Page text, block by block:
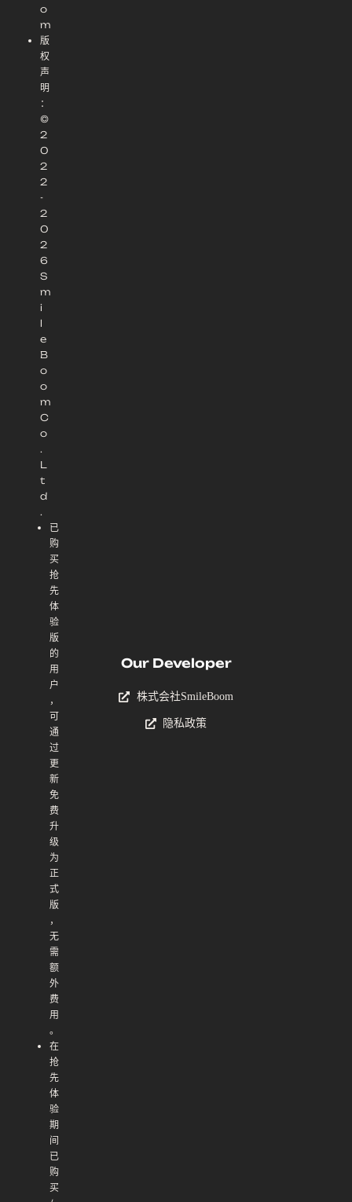
o
m
版
权
声
明
：
©
2
0
2
2
-
2
0
2
6
S
m
i
l
e
B
o
o
m
C
o
.
L
t
d
.
已
购
买
抢
先
体
验
版
的
用
户
，
可
通
过
更
新
免
费
升
级
为
正
式
版
，
无
需
额
外
费
用
。
在
抢
先
体
验
期
间
已
购
买
Our Developer
株式会社SmileBoom
隐私政策